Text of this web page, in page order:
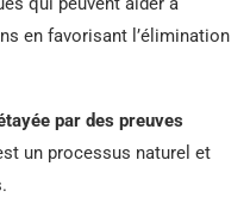
en favorisant l’élimination
par des preuves
un processus naturel et